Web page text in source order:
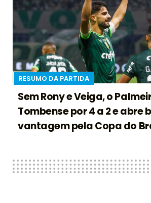
RESUMO DA PARTIDA
Sem Rony e Veiga, o
Tombense por 4 a 2 e abre
vantagem pela Copa do